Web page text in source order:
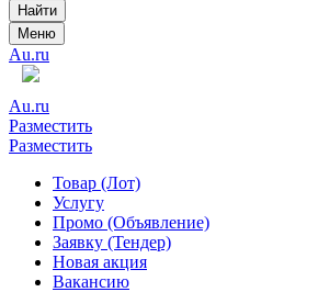
Найти
Меню
Au.ru
Au.ru
Разместить
Разместить
Товар (Лот)
Услугу
Промо (Объявление)
Заявку (Тендер)
Новая акция
Вакансию